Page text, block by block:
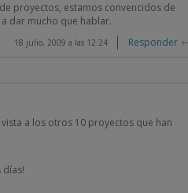
18 julio, 2009 a las 12:24
proyectos, estamos convencidos de
dar mucho que hablar.
Responder
a los otros 10 proyectos que han
días!